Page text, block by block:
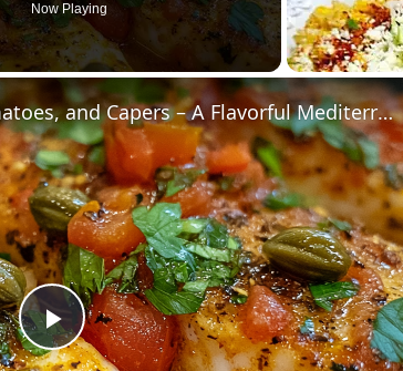
Now Playing
P
Cod Fish Fillets with Fennel, Tomatoes, and Capers – A Flavorful Mediterranean Dish